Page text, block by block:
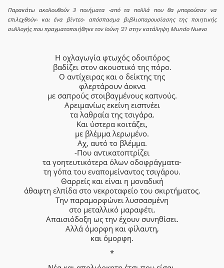
Παρακάτω ακολουθούν 3 ποιήματα -από τα πολλά που θα μπορούσαν να
επιλεχθούν- και ένα βίντεο- απόσπασμα βιβλιοπαρουσίασης της ποιητικής
συλλογής που πραγματοποιήθηκε τον Ιούνη '21 στην κατάληψη Mundo Nuevo
Η οχλαγωγία φτωχός οδοιπόρος
βαδίζει στον ακουστικό της πόρο.
Ο αντίχειρας και ο δείκτης της
φλερτάρουν άοκνα
με σαπρούς στοιβαγμένους καπνούς.
Αρειμανίως εκείνη εισπνέει
τα λαθραία της τσιγάρα.
Και ύστερα κοιτάζει,
με βλέμμα λερωμένο.
Αχ, αυτό το βλέμμα.
-Που αντικατοπτρίζει
τα γοητευτικότερα όλων οδοφράγματα-
τη γόπα του εναπομείναντος τσιγάρου.
Θαρρείς και είναι η μοναδική
άθαφτη ελπίδα στο νεκροταφείο του σκιρτήματος.
Την παραμορφώνει λυσσασμένη
στο μεταλλικό μαραφέτι.
Απαισιόδοξη ως την έχουν συνηθίσει.
Αλλά όμορφη και φίλαυτη,
και όμορφη.
*